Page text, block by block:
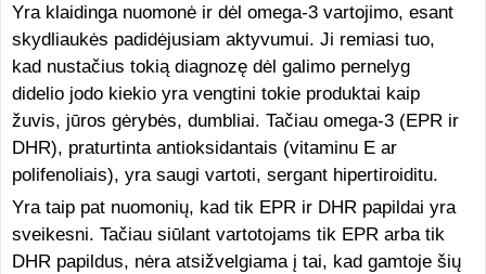
Yra klaidinga nuomonė ir dėl omega-3 vartojimo, esant
skydliaukės padidėjusiam aktyvumui. Ji remiasi tuo,
kad nustačius tokią diagnozę dėl galimo pernelyg
didelio jodo kiekio yra vengtini tokie produktai kaip
žuvis, jūros gėrybės, dumbliai. Tačiau omega-3 (EPR ir
DHR), praturtinta antioksidantais (vitaminu E ar
polifenoliais), yra saugi vartoti, sergant hipertiroiditu.
Yra taip pat nuomonių, kad tik EPR ir DHR papildai yra
sveikesni. Tačiau siūlant vartotojams tik EPR arba tik
DHR papildus, nėra atsižvelgiama į tai, kad gamtoje šių